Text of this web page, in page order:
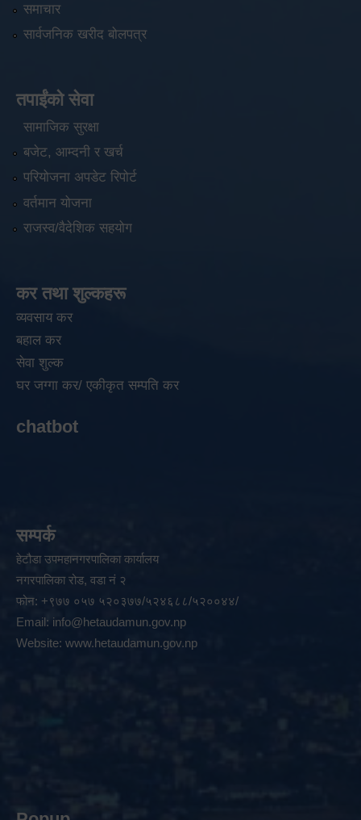
समाचार
सार्वजनिक खरीद बोलपत्र
तपाईंको सेवा
सामाजिक सुरक्षा
बजेट, आम्दनी र खर्च
परियोजना अपडेट रिपोर्ट
वर्तमान योजना
राजस्व/वैदेशिक सहयोग
कर तथा शुल्कहरू
व्यवसाय कर
बहाल कर
सेवा शुल्क
घर जग्गा कर/ एकीकृत सम्पति कर
chatbot
सम्पर्क
हेटौडा उपमहानगरपालिका कार्यालय
नगरपालिका रोड, वडा नं २
फोन: +९७७ ०५७ ५२०३७७/५२४६८८/५२००४४/
Email: info@hetaudamun.gov.np
Website: www.hetaudamun.gov.np